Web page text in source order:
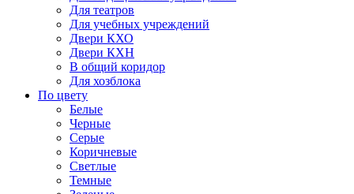
Для театров
Для учебных учреждений
Двери КХО
Двери КХН
В общий коридор
Для хозблока
По цвету
Белые
Черные
Серые
Коричневые
Светлые
Темные